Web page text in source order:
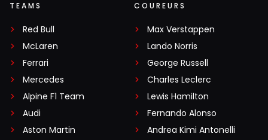
TEAMS
Red Bull
McLaren
Ferrari
Mercedes
Alpine F1 Team
Audi
Aston Martin
COUREURS
Max Verstappen
Lando Norris
George Russell
Charles Leclerc
Lewis Hamilton
Fernando Alonso
Andrea Kimi Antonelli